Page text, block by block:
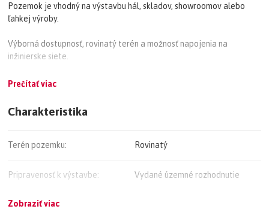
Pozemok je vhodný na výstavbu hál, skladov, showroomov alebo
ľahkej výroby.
Výborná dostupnosť, rovinatý terén a možnosť napojenia na
inžinierske siete.
Ideálna lokalita pre podnikanie.
Viac informácií na vyžiadanie.
Prečítať viac
Charakteristika
Terén pozemku: Rovinatý
Pripravenosť k výstavbe: Vydané územné rozhodnutie
Plocha pozemku:
Zobraziť viac